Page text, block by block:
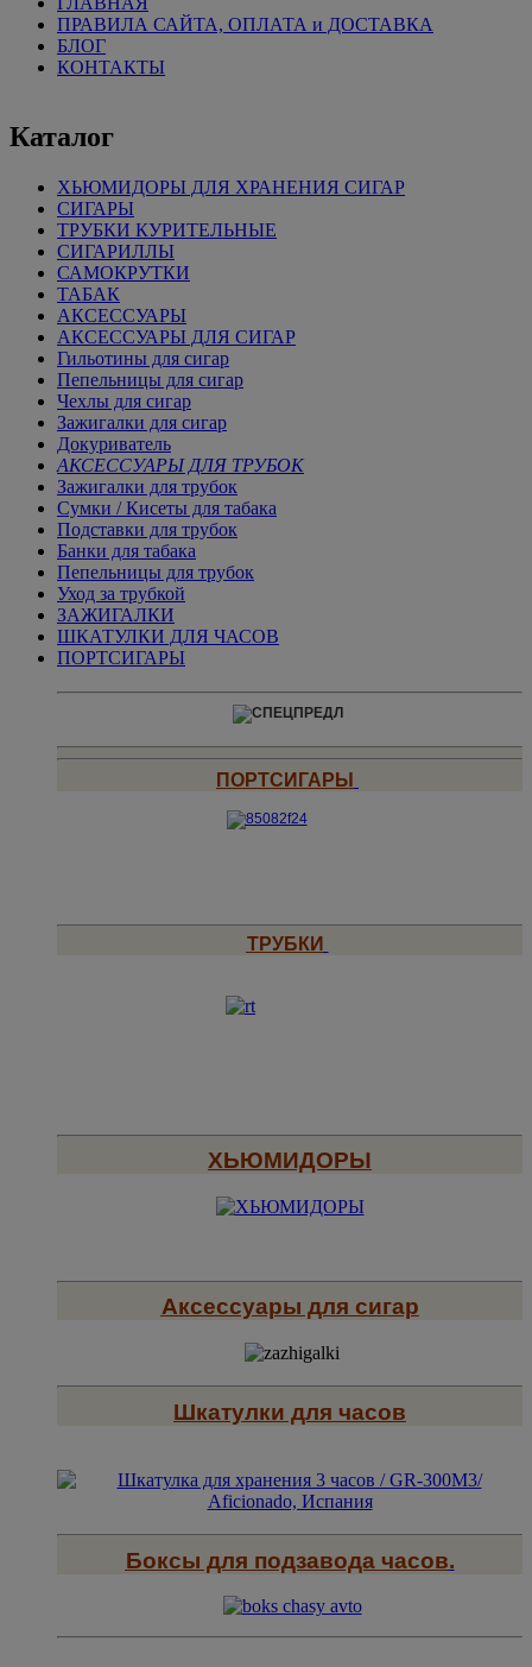
ПРАВИЛА САЙТА, ОПЛАТА и ДОСТАВКА
БЛОГ
КОНТАКТЫ
Каталог
ХЬЮМИДОРЫ ДЛЯ ХРАНЕНИЯ СИГАР
СИГАРЫ
ТРУБКИ КУРИТЕЛЬНЫЕ
СИГАРИЛЛЫ
САМОКРУТКИ
ТАБАК
АКСЕССУАРЫ
АКСЕССУАРЫ ДЛЯ СИГАР
Гильотины для сигар
Пепельницы для сигар
Чехлы для сигар
Зажигалки для сигар
Докуриватель
АКСЕССУАРЫ ДЛЯ ТРУБОК
Зажигалки для трубок
Сумки / Кисеты для табака
Подставки для трубок
Банки для табака
Пепельницы для трубок
Уход за трубкой
ЗАЖИГАЛКИ
ШКАТУЛКИ ДЛЯ ЧАСОВ
ПОРТСИГАРЫ
ПОРТСИГАРЫ
ТРУБКИ
ХЬЮМИДОРЫ
Аксессуары для сигар
Шкатулки для часов
Боксы для подзавода часов.